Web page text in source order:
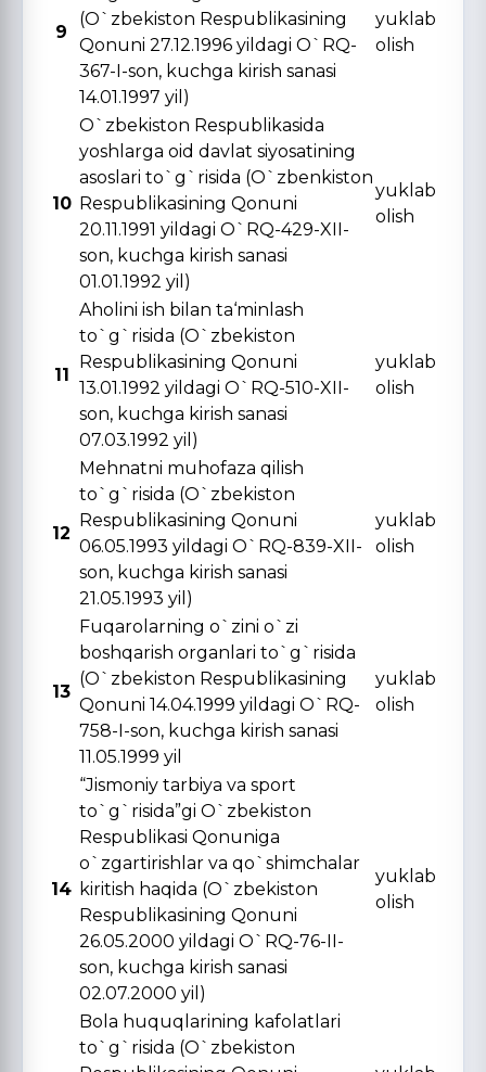
9
(O`zbekiston Respublikasining
Qonuni 27.12.1996 yildagi O`RQ-
367-I-son, kuchga kirish sanasi
14.01.1997 yil)
yuklab
olish
10
O`zbekiston Respublikasida
yoshlarga oid davlat siyosatining
asoslari to`g`risida (O`zbenkiston
Respublikasining Qonuni
20.11.1991 yildagi O`RQ-429-XII-
son, kuchga kirish sanasi
01.01.1992 yil)
yuklab
olish
11
Aholini ish bilan ta‘minlash
to`g`risida (O`zbekiston
Respublikasining Qonuni
13.01.1992 yildagi O`RQ-510-XII-
son, kuchga kirish sanasi
07.03.1992 yil)
yuklab
olish
12
Mehnatni muhofaza qilish
to`g`risida (O`zbekiston
Respublikasining Qonuni
06.05.1993 yildagi O`RQ-839-XII-
son, kuchga kirish sanasi
21.05.1993 yil)
yuklab
olish
13
Fuqarolarning o`zini o`zi
boshqarish organlari to`g`risida
(O`zbekiston Respublikasining
Qonuni 14.04.1999 yildagi O`RQ-
758-I-son, kuchga kirish sanasi
11.05.1999 yil
yuklab
olish
14
“Jismoniy tarbiya va sport
to`g`risida”gi O`zbekiston
Respublikasi Qonuniga
o`zgartirishlar va qo`shimchalar
kiritish haqida (O`zbekiston
Respublikasining Qonuni
26.05.2000 yildagi O`RQ-76-II-
son, kuchga kirish sanasi
02.07.2000 yil)
yuklab
olish
Bola huquqlarining kafolatlari
to`g`risida (O`zbekiston